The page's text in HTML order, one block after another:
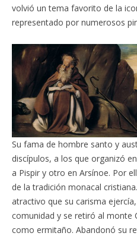
volvió un tema favorito de la
representado por numerosos
Su fama de hombre santo y
discípulos, a los que organizó
a Pispir y otro en Arsínoe. Por
de la tradición monacal
atractivo que su carisma
comunidad y se retiró al monte
como ermitaño. Abandonó su